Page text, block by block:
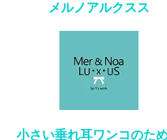
メルノアルクスス
小さい垂れ耳ワンコのた